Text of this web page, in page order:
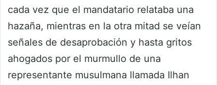
cada vez que el mandatario relataba una
hazaña, mientras en la otra mitad se veían
señales de desaprobación y hasta gritos
ahogados por el murmullo de una
representante musulmana llamada Ilhan